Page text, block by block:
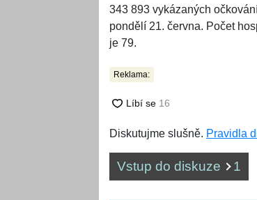
343 893 vykázaných
pondělí 21. června. Počet
je 79.
Reklama:
Diskutujme slušně. Pravidla
Vstup do diskuze 1